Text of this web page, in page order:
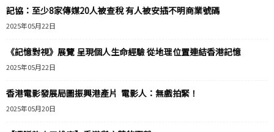
記協：至少8家傳媒20人被查稅 有人被安插不明商業號碼
2025年05月22日
《記憶對視》展覽 呈現個人生命經驗 從地理位置連結香港記憶
2025年05月22日
香港電影發展局圖振興港產片 電影人：無戲拍緊！
2025年05月20日